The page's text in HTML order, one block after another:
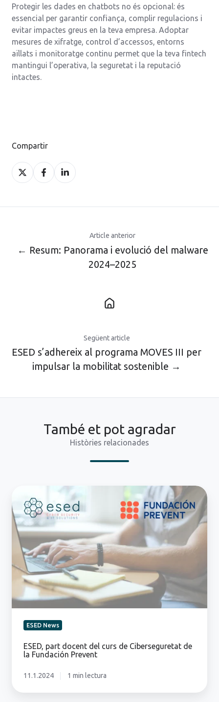
Protegir les dades en chatbots no és opcional: és
essencial per garantir confiança, complir regulacions i
evitar impactes greus en la teva empresa. Adoptar
mesures de xifratge, control d’accessos, entorns
aïllats i monitoratge continu permet que la teva fintech
mantingui l’operativa, la seguretat i la reputació
intactes.
Compartir
Compartir
a
Compartir
a
Compartir
a
Article anterior
← Resum: Panorama i evolució del malware
2024–2025
Següent article
ESED s’adhereix al programa MOVES III per
impulsar la mobilitat sostenible →
També et pot agradar
Històries relacionades
part
docent
del
curs
Ciberseguretat
Fundación
Prevent
ESED News
ESED, part docent del curs de Ciberseguretat de
la Fundación Prevent
11.1.2024 1 min lectura